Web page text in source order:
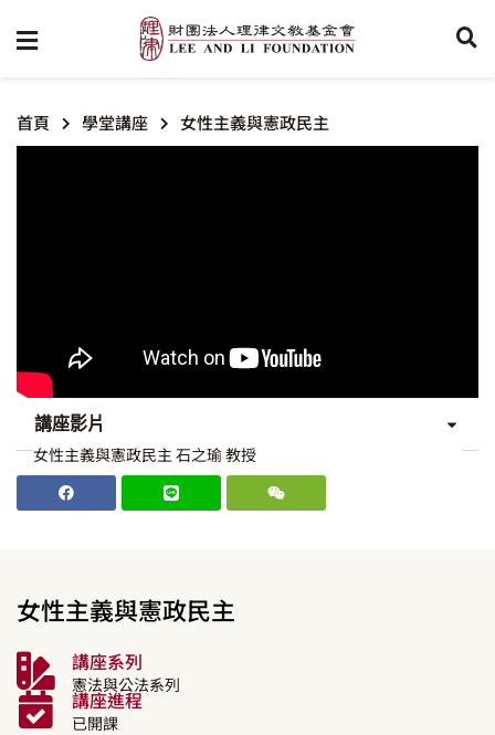
首頁 學堂講座 女性主義與憲政民主
講座影片
女性主義與憲政民主 石之瑜 教授
女性主義與憲政民主
講座系列
憲法與公法系列
講座進程
已開課